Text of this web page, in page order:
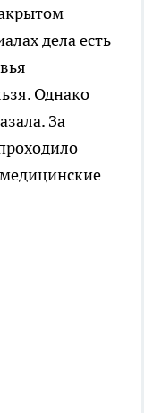
дела есть
Однако
За
медицинские